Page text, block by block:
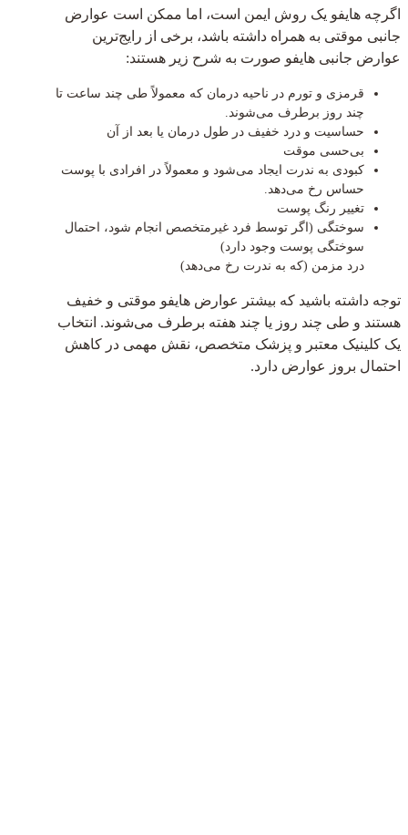
اگرچه هایفو یک روش ایمن است، اما ممکن است عوارض
جانبی موقتی به همراه داشته باشد، برخی از رایج‌ترین
عوارض جانبی هایفو صورت به شرح زیر هستند:
قرمزی و تورم در ناحیه درمان که معمولاً طی چند ساعت تا
چند روز برطرف می‌شوند.
حساسیت و درد خفیف در طول درمان یا بعد از آن
بی‌حسی موقت
کبودی به ندرت ایجاد می‌شود و معمولاً در افرادی با پوست
حساس رخ می‌دهد.
تغییر رنگ پوست
سوختگی (اگر توسط فرد غیرمتخصص انجام شود، احتمال
سوختگی پوست وجود دارد)
درد مزمن (که به ندرت رخ می‌دهد)
توجه داشته باشید که بیشتر عوارض هایفو موقتی و خفیف
هستند و طی چند روز یا چند هفته برطرف می‌شوند. انتخاب
یک کلینیک معتبر و پزشک متخصص، نقش مهمی در کاهش
احتمال بروز عوارض دارد.